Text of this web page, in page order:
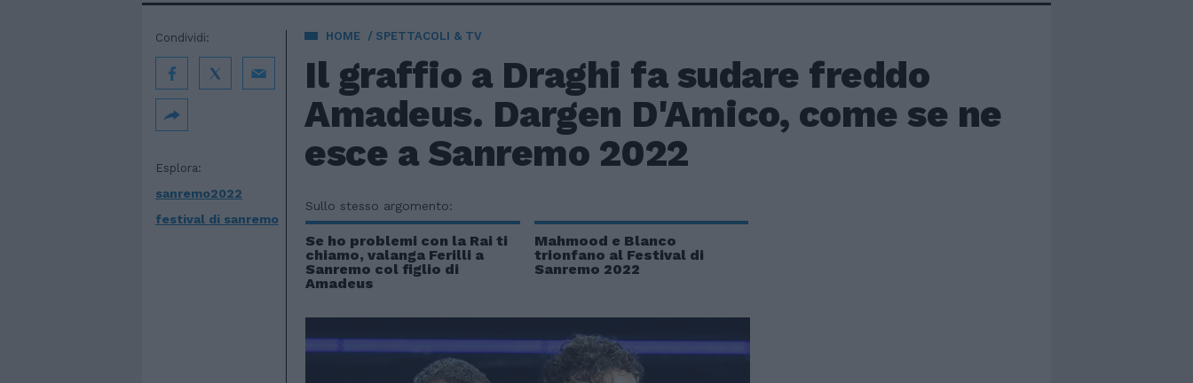
HOME SPETTACOLI & TV
Il graffio a Draghi fa sudare freddo
Amadeus. Dargen D'Amico, come se ne
esce a Sanremo 2022
Esplora:
sanremo2022
festival di sanremo
Condividi:
Sullo stesso argomento:
Se ho problemi con la Rai ti
chiamo, valanga Ferilli a
Sanremo col figlio di
Amadeus
Mahmood e Blanco
trionfano al Festival di
Sanremo 2022